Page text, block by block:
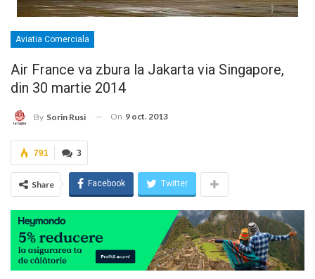
Aviatia Comerciala
Air France va zbura la Jakarta via Singapore,
din 30 martie 2014
By Sorin Rusi On 9 oct. 2013
3
791
Share Facebook Twitter